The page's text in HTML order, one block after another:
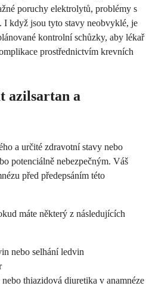
poruchy elektrolytů, problémy s
I když jsou tyto stavy neobvyklé, je
kontrolní schůzky, aby lékař
prostřednictvím krevních
azilsartan a
a určité zdravotní stavy nebo
potenciálně nebezpečným. Váš
před předepsáním této
máte některý z následujících
nebo selhání ledvin
thiazidová diuretika v anamnéze